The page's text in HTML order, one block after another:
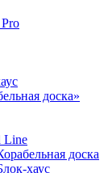
доска»
Line
доска
хаус